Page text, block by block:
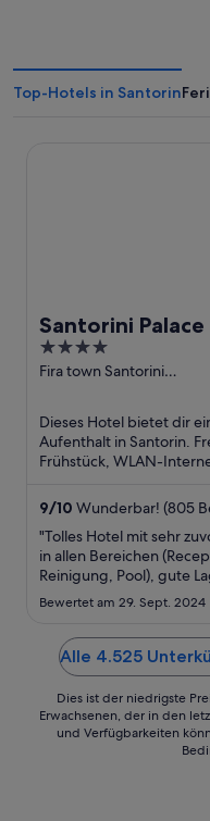
Top-Hotels in Santorin
Santorini Palace
4
out
5
Fira town Santorini
Dieses Hotel bietet dir
Aufenthalt in Santorin.
Frühstück, WLAN-
9/10 Wunderbar! (805
"Tolles Hotel mit sehr
in allen Bereichen
Reinigung, Pool), gute
Santorini. Schönes
Pool. Renoviertes,
schönem Ausblick auf
Buchung eines
Bewertet am 29. Sept. 2024
Alle 4.525
Dies ist der niedrigste
Erwachsenen, der in den
und Verfügbarkeiten